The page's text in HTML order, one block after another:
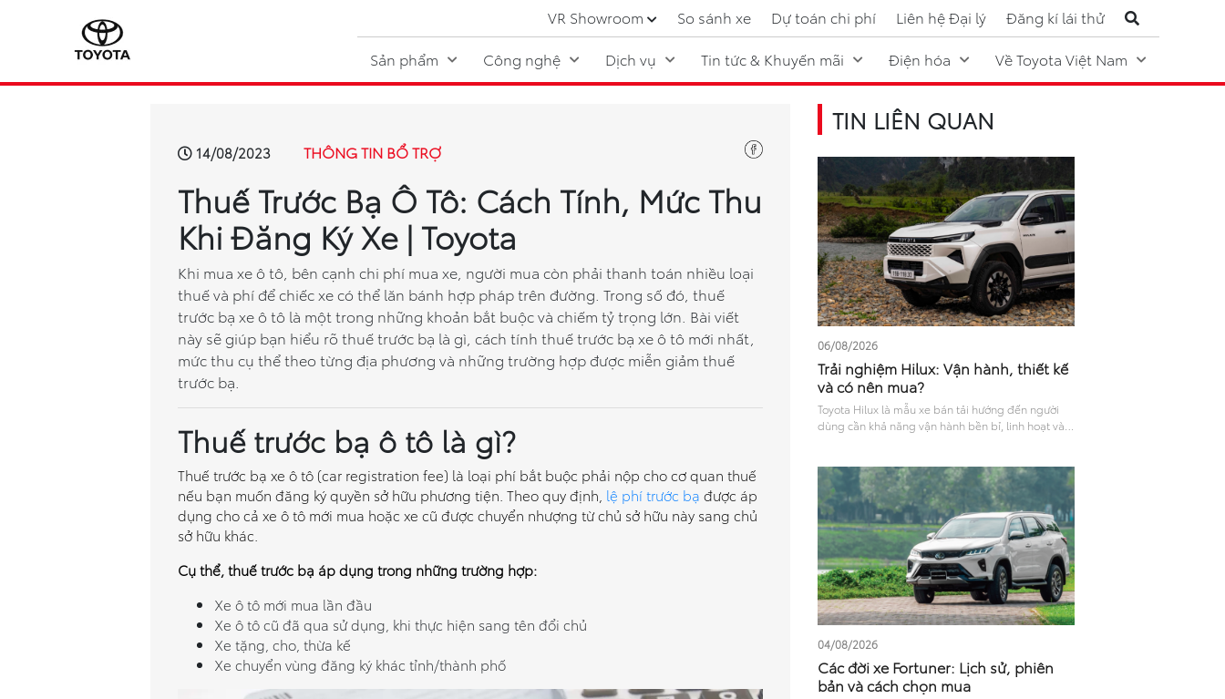
VR Showroom So sánh xe Dự toán chi phí Liên hệ Đại lý
Đăng kí lái thử
Sản phẩm
Công nghệ Dịch vụ Tin tức & Khuyến mãi Điện hóa Về Toyota Việt Nam
14/08/2023 THÔNG TIN BỔ TRỢ
Thuế Trước Bạ Ô Tô: Cách Tính, Mức Thu
Khi Đăng Ký Xe | Toyota
Khi mua xe ô tô, bên cạnh chi phí mua xe, người mua còn phải thanh toán nhiều loại
thuế và phí để chiếc xe có thể lăn bánh hợp pháp trên đường. Trong số đó, thuế
trước bạ xe ô tô là một trong những khoản bắt buộc và chiếm tỷ trọng lớn. Bài viết
này sẽ giúp bạn hiểu rõ thuế trước bạ là gì, cách tính thuế trước bạ xe ô tô mới nhất,
mức thu cụ thể theo từng địa phương và những trường hợp được miễn giảm thuế
trước bạ.
Thuế trước bạ ô tô là gì?
Thuế trước bạ xe ô tô (car registration fee) là loại phí bắt buộc phải nộp cho cơ quan thuế
nếu bạn muốn đăng ký quyền sở hữu phương tiện. Theo quy định, lệ phí trước bạ được áp
dụng cho cả xe ô tô mới mua hoặc xe cũ được chuyển nhượng từ chủ sở hữu này sang chủ
sở hữu khác.
Cụ thể, thuế trước bạ áp dụng trong những trường hợp:
Xe ô tô mới mua lần đầu
Xe ô tô cũ đã qua sử dụng, khi thực hiện sang tên đổi chủ
Xe tặng, cho, thừa kế
Xe chuyển vùng đăng ký khác tỉnh/thành phố
TIN LIÊN QUAN
06/08/2026
Trải nghiệm Hilux: Vận hành, thiết kế
và có nên mua?
Toyota Hilux là mẫu xe bán tải hướng đến người
dùng cần khả năng vận hành bền bỉ, linh hoạt và
hành ổn định cùng nhiều công nghệ hỗ trợ lái và
tính năng an toàn hiện đại, Hilux được nhiều khách
hàng quan tâm khi lựa chọn xe bán tải. Bài viết
dưới đây sẽ mang đến góc nhìn tổng quan về trải
nghiệm Hilux ở các khía cạnh như ngoại thất, nội
thất, vận hành, mức tiêu hao nhiên liệu và công
nghệ an toàn, giúp người dùng có thêm cơ sở
tham khảo trước khi quyết định.
04/08/2026
Các đời xe Fortuner: Lịch sử, phiên
bản và cách chọn mua